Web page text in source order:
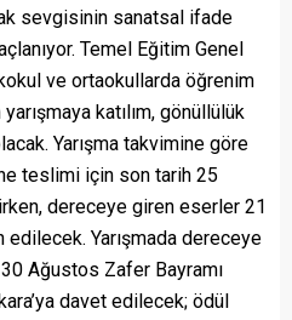
sevgisinin sanatsal ifade
Temel Eğitim Genel
ve ortaokullarda öğrenim
katılım, gönüllülük
Yarışma takvimine göre
teslimi için son tarih 25
dereceye giren eserler 21
Yarışmada dereceye
Ağustos Zafer Bayramı
davet edilecek; ödül